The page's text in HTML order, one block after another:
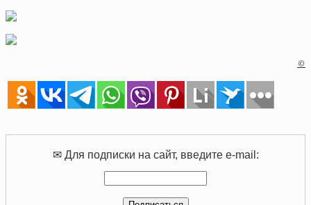
©
✉ Для подписки на сайт, введите e-mail: